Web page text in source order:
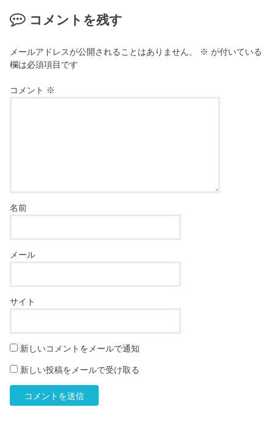
コメントを残す
メールアドレスが公開されることはありません。 ※ が付いている
欄は必須項目です
コメント ※
名前
メール
サイト
新しいコメントをメールで通知
新しい投稿をメールで受け取る